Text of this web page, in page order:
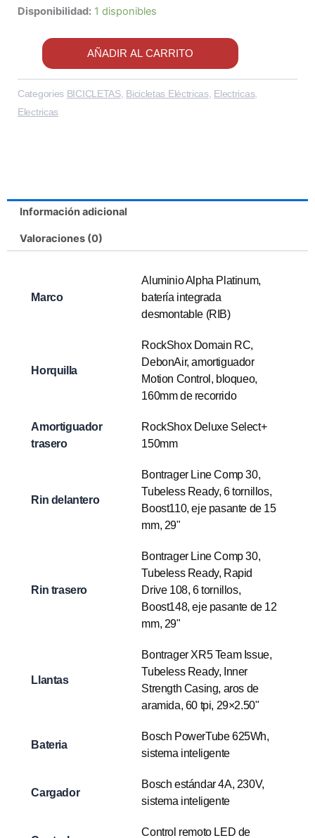
Disponibilidad: 1 disponibles
AÑADIR AL CARRITO
Categories BICICLETAS, Bicicletas Eléctricas, Electricas,
Electricas
Información adicional
Valoraciones (0)
Marco
Aluminio Alpha Platinum,
batería integrada
desmontable (RIB)
Horquilla
RockShox Domain RC,
DebonAir, amortiguador
Motion Control, bloqueo,
160mm de recorrido
Amortiguador
trasero
RockShox Deluxe Select+
150mm
Rin delantero
Bontrager Line Comp 30,
Tubeless Ready, 6 tornillos,
Boost110, eje pasante de 15
mm, 29"
Rin trasero
Bontrager Line Comp 30,
Tubeless Ready, Rapid
Drive 108, 6 tornillos,
Boost148, eje pasante de 12
mm, 29"
Llantas
Bontrager XR5 Team Issue,
Tubeless Ready, Inner
Strength Casing, aros de
aramida, 60 tpi, 29×2.50"
Bateria
Bosch PowerTube 625Wh,
sistema inteligente
Cargador
Bosch estándar 4A, 230V,
sistema inteligente
Control remoto LED de